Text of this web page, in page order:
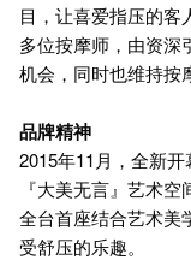
目，让喜爱指压的客
多位按摩师，由资深
机会，同时也维持按
品牌精神
2015年11月，全新
『大美无言』艺术
全台首座结合艺术美
受舒压的乐趣。